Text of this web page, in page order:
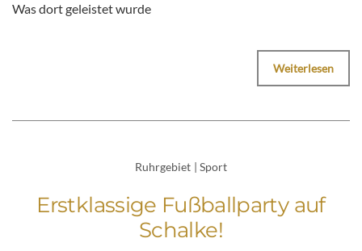
Was dort geleistet wurde
Weiterlesen
Ruhrgebiet | Sport
Erstklassige Fußballparty auf
Schalke!